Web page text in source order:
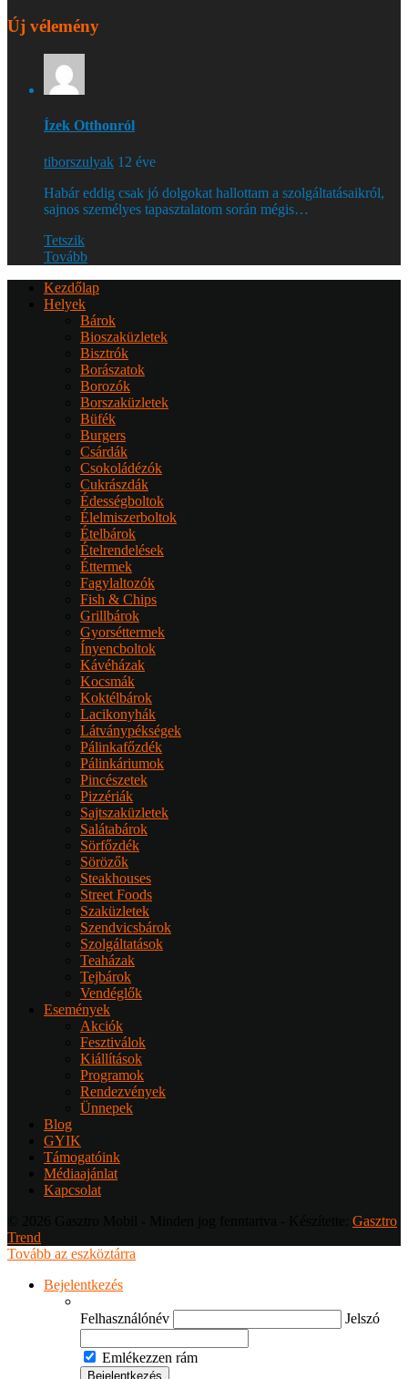
Új vélemény
Ízek Otthonról
tiborszulyak 12 éve
Habár eddig csak jó dolgokat hallottam a szolgáltatásaikról,
sajnos személyes tapasztalatom során mégis…
Tetszik
Tovább
Kezdőlap
Helyek
Bárok
Bioszaküzletek
Bisztrók
Borászatok
Borozók
Borszaküzletek
Büfék
Burgers
Csárdák
Csokoládézók
Cukrászdák
Édességboltok
Élelmiszerboltok
Ételbárok
Ételrendelések
Éttermek
Fagylaltozók
Fish & Chips
Grillbárok
Gyorséttermek
Ínyencboltok
Kávéházak
Kocsmák
Koktélbárok
Lacikonyhák
Látványpékségek
Pálinkafőzdék
Pálinkáriumok
Pincészetek
Pizzériák
Sajtszaküzletek
Salátabárok
Sörfőzdék
Sörözők
Steakhouses
Street Foods
Szaküzletek
Szendvicsbárok
Szolgáltatások
Teaházak
Tejbárok
Vendéglők
Események
Akciók
Fesztiválok
Kiállítások
Programok
Rendezvények
Ünnepek
Blog
GYIK
Támogatóink
Médiaajánlat
Kapcsolat
Gasztro
Trend
Tovább az eszköztárra
Bejelentkezés
Felhasználónév Jelszó
Emlékezzen rám